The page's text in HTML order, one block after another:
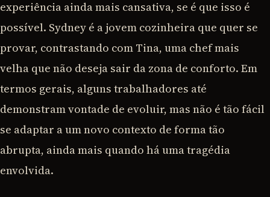
experiência ainda mais cansativa, se é que isso é
possível. Sydney é a jovem cozinheira que quer se
provar, contrastando com Tina, uma chef mais
velha que não deseja sair da zona de conforto. Em
termos gerais, alguns trabalhadores até
demonstram vontade de evoluir, mas não é tão fácil
se adaptar a um novo contexto de forma tão
abrupta, ainda mais quando há uma tragédia
envolvida.